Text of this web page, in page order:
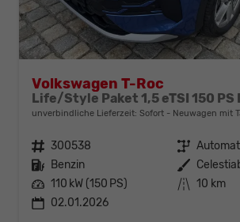
Volkswagen T-Roc
unverbindliche Lieferzeit: Sofort Neuwagen mit
Fahrzeugnr. 300538 Getriebe
Kraftstoff Benzin Außenfarbe
Leistung 110 kW (150 PS) Kilometerstand 10 km
02.01.2026